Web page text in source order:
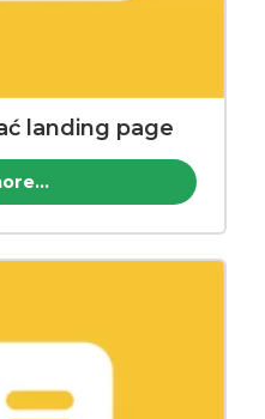
landing page